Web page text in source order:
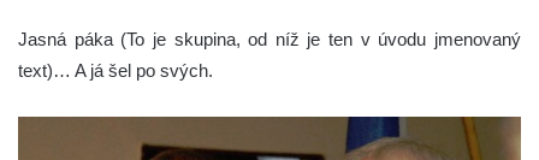
Jasná páka (To je skupina, od níž je ten v úvodu jmenovaný
text)… A já šel po svých.